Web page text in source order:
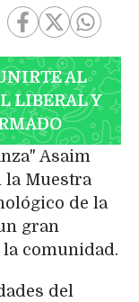
AL
LIBERAL Y
Asaim
la Muestra
de la
gran
comunidad.
del